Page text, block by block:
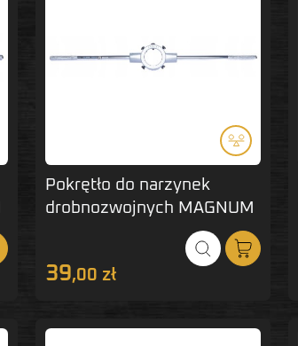
Pokrętło do narzynek
drobnozwojnych MAGNUM
39,00 zł